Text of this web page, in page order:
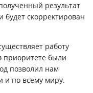
результат
будет скорректирован
работу
приоритете были
позволил нам
и по всему миру.